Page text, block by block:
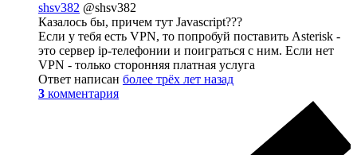
shsv382 @shsv382
Казалось бы, причем тут Javascript???
Если у тебя есть VPN, то попробуй поставить Asterisk -
это сервер ip-телефонии и поиграться с ним. Если нет
VPN - только сторонняя платная услуга
Ответ написан более трёх лет назад
3 комментария